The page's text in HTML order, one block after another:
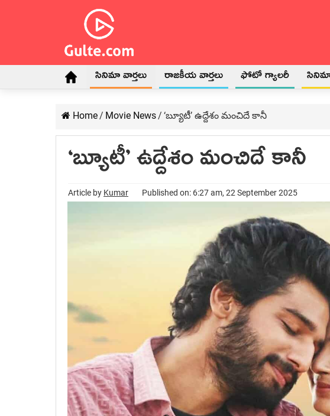
సినిమా వార్తలు రాజకీయ వార్తలు ఫోటో గ్యాలరీ సినిమా
Home/ Movie News/ ‘బ్యూటీ’ ఉద్దేశం మంచిదే కానీ
‘బ్యూటీ’ ఉద్దేశం మంచిదే కానీ
Article by Kumar Published on: 6:27 am, 22 September 2025